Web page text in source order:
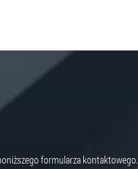
formularza kontaktowego.